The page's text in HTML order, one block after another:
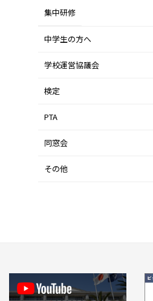
人文探究
探究研修
集中研修
集中研修（スポーツ探究科）
集中研修（ビジネス探究科）
集中研修（総合探究科）
中学生の方へ
学校運営協議会
検定
PTA
同窓会
その他